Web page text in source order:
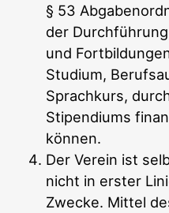
§ 53
der
und
Studium,
Sprachkurs,
Stipendiums
können.
Der Verein ist
nicht in erster
Zwecke. Mittel